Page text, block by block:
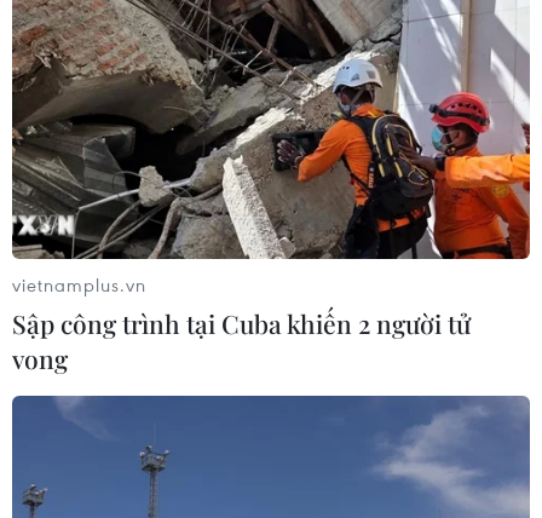
vietnamplus.vn
Sập công trình tại Cuba khiến 2 người tử
vong